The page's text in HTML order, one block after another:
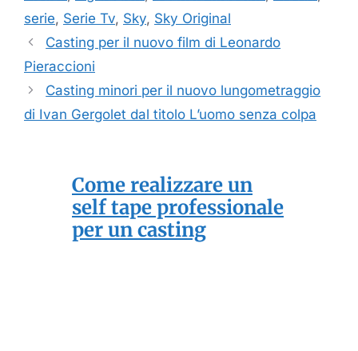
serie, Serie Tv, Sky, Sky Original
Casting per il nuovo film di Leonardo
Pieraccioni
Casting minori per il nuovo lungometraggio
di Ivan Gergolet dal titolo L’uomo senza colpa
Come realizzare un
self tape professionale
per un casting